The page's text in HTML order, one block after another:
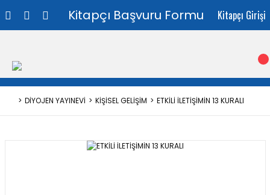
Kitapçı Başvuru Formu Kitapçı Girişi
DİYOJEN YAYINEVİ KİŞİSEL GELİŞİM ETKİLİ İLETİŞİMİN 13 KURALI